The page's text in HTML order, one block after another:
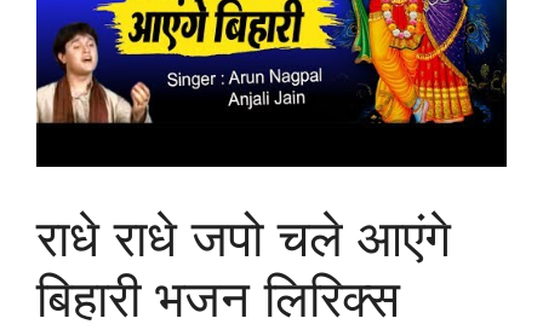
राधे राधे जपो चले आएंगे
बिहारी भजन लिरिक्स